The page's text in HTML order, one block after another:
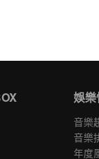
娛
音樂
音樂
年度